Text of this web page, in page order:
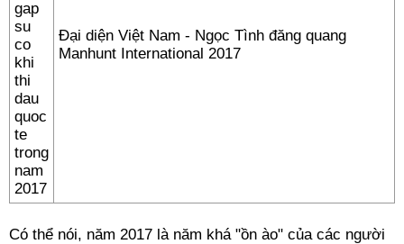
Đại diện Việt Nam - Ngọc Tình đăng quang
Manhunt International 2017
Có thể nói, năm 2017 là năm khá "ồn ào" của các người